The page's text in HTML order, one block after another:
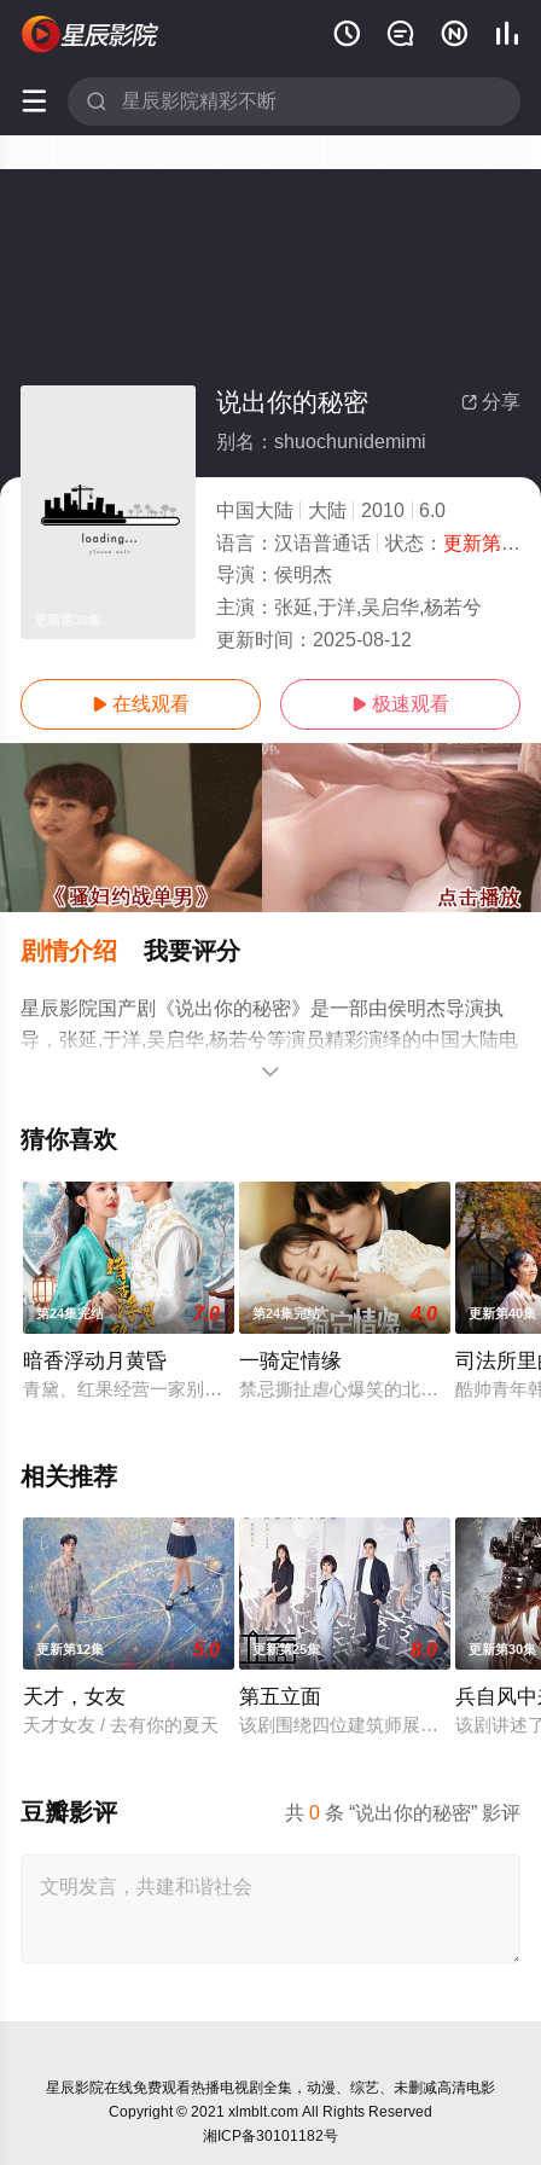
   
 
 分享
说出你的秘密
别名：shuochunidemimi
中国大陆 大陆 2010
6.0
语言： 汉语普通话 状态： 更新第30集
导演： 侯明杰
主演： 张延,于洋,吴启华,杨若兮
更新时间： 2025-08-12
 在线观看  极速观看
剧情介绍 我要评分
星辰影院国产剧《说出你的秘密》是一部由侯明杰导演执
导，张延,于洋,吴启华,杨若兮等演员精彩演绎的中国大陆电
视剧，超前点播免费观看高清无删减完整版电视剧全集就
或剧情网等平台了解。

猜你喜欢
第24集完结 7.0
暗香浮动月黄昏
青黛、红果经营一家别具一格的三香茶楼，一个妩媚神秘、一个
第24集完结 4.0
一骑定情缘
禁忌撕扯虐心爆笑的北京爱情故事终
更新第40集
司法所
酷帅青年
相关推荐
更新第12集 5.0
天才，女友
天才女友 / 去有你的夏天
更新第25集 8.0
第五立面
该剧围绕四位建筑师展开，讲述了他
更新第30集
兵自风
该剧讲述
共0 条 “说出你的秘密” 影评
豆瓣影评
星辰影院在线免费观看热播电视剧全集，动漫、综艺、未删减高清电影
Copyright © 2021 xlmblt.com All Rights Reserved
湘ICP备30101182号